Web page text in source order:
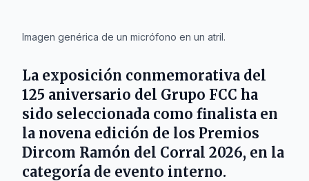
Imagen genérica de un micrófono en un atril.
La exposición conmemorativa del
125 aniversario del Grupo FCC ha
sido seleccionada como finalista en
la novena edición de los Premios
Dircom Ramón del Corral 2026, en la
categoría de evento interno.